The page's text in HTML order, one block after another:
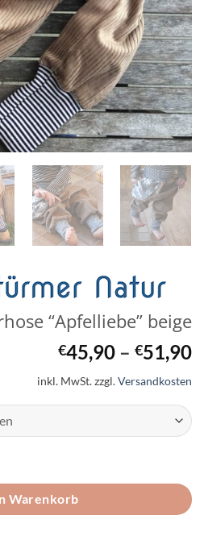
“Apfelliebe” beige
€45,90 – €51,90
inkl. MwSt.zzgl.Versandkosten
beige Menge
Warenkorb